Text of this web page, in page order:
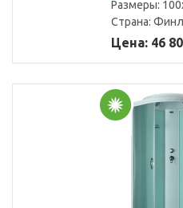
Размеры:
Страна:
Цена: 46